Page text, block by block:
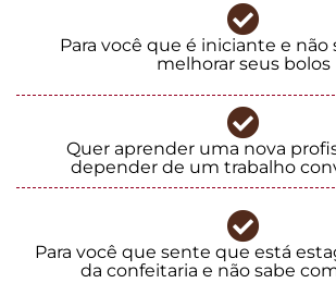
Para você que é iniciante e não
melhorar seus bolos
Quer aprender uma nova
depender de um trabalho
Para você que sente que está
da confeitaria e não sabe